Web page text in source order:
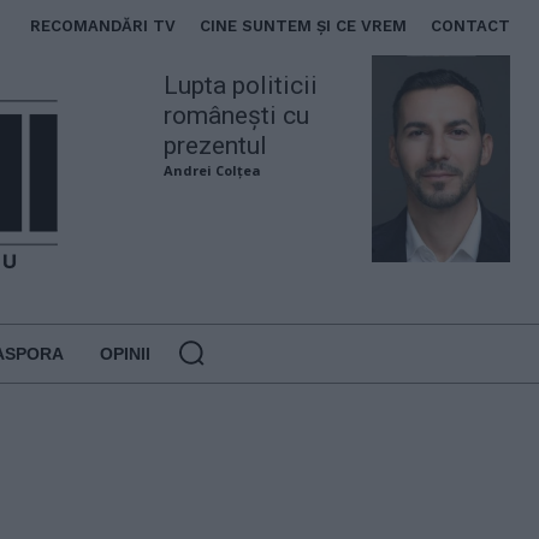
RECOMANDĂRI TV CINE SUNTEM ȘI CE VREM CONTACT
Lupta politicii
românești cu
prezentul
Andrei Colțea
OPINII